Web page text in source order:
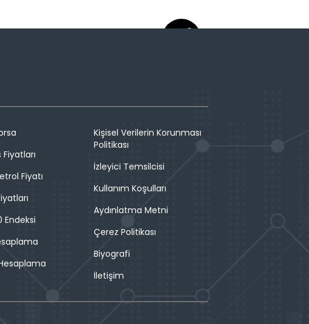
Fiyatı
Endeksi
Kişisel Verilerin Korunması
Politikası
İzleyici Temsilcisi
Kullanım Koşulları
Aydınlatma Metni
Çerez Politikası
Biyografi
İletişim